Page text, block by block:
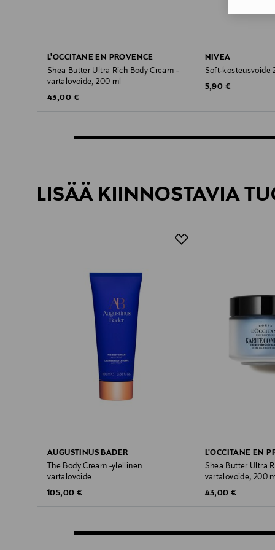
L'OCCITANE EN PROVENCE
Shea Butter Ultra Rich Body Cream -
vartalovoide, 200 ml
Original Price
43,00 €
NIVEA
Soft-kosteusvoide
Original Price
5,90 €
LISÄÄ KIINNOSTAVIA
AUGUSTINUS BADER
The Body Cream -ylellinen
vartalovoide
Original Price
105,00 €
L'OCCITANE EN
Shea Butter Ultra
vartalovoide, 200
Original Price
43,00 €